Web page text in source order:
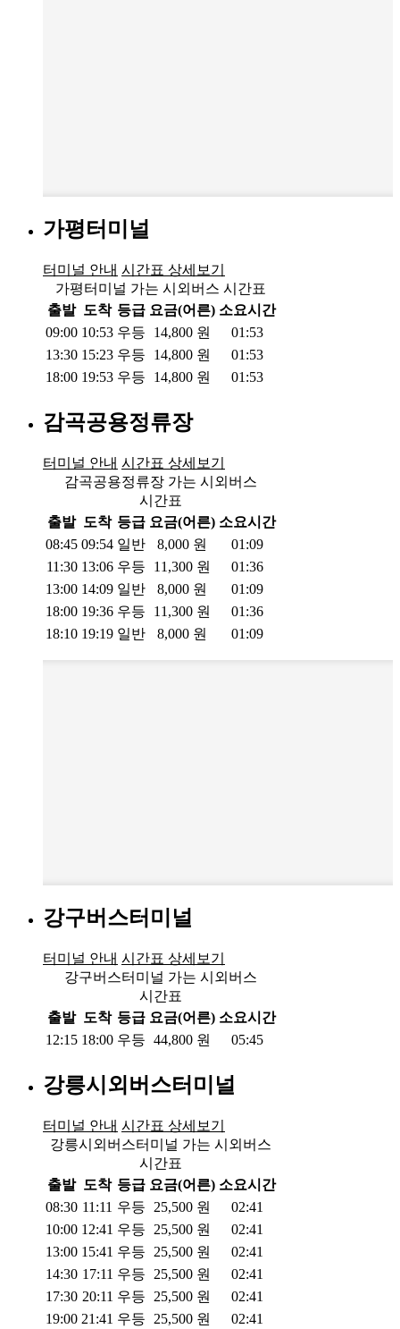
가평터미널
터미널 안내 시간표 상세보기
가평터미널 가는 시외버스 시간표
출발 도착 등급 요금(어른) 소요시간
09:00 10:53 우등 14,800 원
01:53
13:30 15:23 우등 14,800 원
01:53
18:00 19:53 우등 14,800 원 01:53
감곡공용정류장
터미널 안내 시간표 상세보기
감곡공용정류장 가는 시외버스
시간표
출발 도착 등급 요금(어른) 소요시간
08:45 09:54 일반 8,000 원
01:09
11:30 13:06 우등 11,300 원
01:36
13:00 14:09 일반 8,000 원
01:09
18:00 19:36 우등 11,300 원
01:36
18:10 19:19 일반 8,000 원 01:09
강구버스터미널
터미널 안내 시간표 상세보기
강구버스터미널 가는 시외버스
시간표
출발 도착 등급 요금(어른) 소요시간
12:15 18:00 우등 44,800 원 05:45
강릉시외버스터미널
터미널 안내 시간표 상세보기
강릉시외버스터미널 가는 시외버스
시간표
출발 도착 등급 요금(어른) 소요시간
08:30 11:11 우등 25,500 원
02:41
10:00 12:41 우등 25,500 원
02:41
13:00 15:41 우등 25,500 원
02:41
14:30 17:11 우등 25,500 원
02:41
17:30 20:11 우등 25,500 원
02:41
19:00 21:41 우등 25,500 원 02:41